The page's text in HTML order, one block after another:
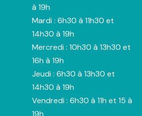
à 19h
Mardi : 6h30 à 11h30 et
14h30 à 19h
Mercredi : 10h30 à 13h30 et
16h à 19h
Jeudi : 6h30 à 13h30 et
14h30 à 19h
Vendredi : 6h30 à 11h et 15 à
19h